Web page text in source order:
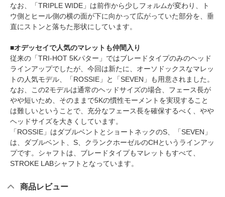
なお、「TRIPLE WIDE」は前作から少しフォルムが変わり、ト
ウ側とヒール側の横の面が下に向かって広がっていた部分を、垂
直にストンと落ちた形状にしています。
■オデッセイで人気のマレットも仲間入り
従来の「TRI-HOT 5Kパター」ではブレードタイプのみのヘッド
ラインアップでしたが、今回は新たに、オーソドックスなマレッ
トの人気モデル、「ROSSIE」と「SEVEN」も用意されました。
なお、この2モデルは通常のヘッドサイズの場合、フェース長が
やや短いため、そのままで5Kの慣性モーメントを実現すること
は難しいということで、充分なフェース長を確保するべく、やや
ヘッドサイズを大きくしています。
「ROSSIE」はダブルベントとショートネックのS、「SEVEN」
は、ダブルベント、S、クランクホーゼルのCHというラインアッ
プです。シャフトは、ブレードタイプもマレットもすべて、
STROKE LABシャフトとなっています。
商品レビュー